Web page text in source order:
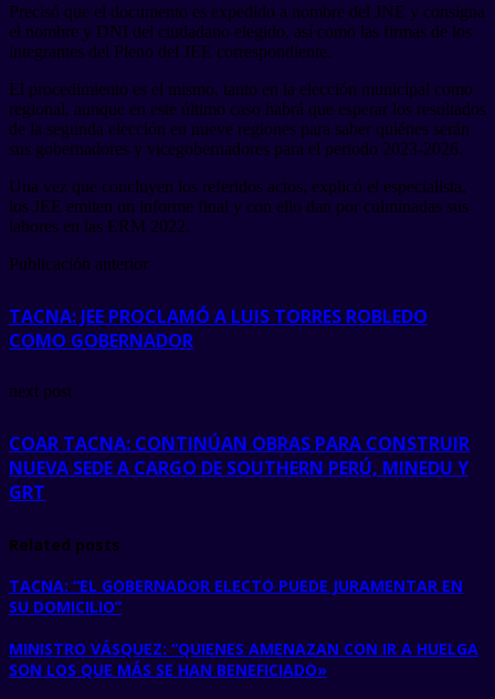
Precisó que el documento es expedido a nombre del JNE y consigna
el nombre y DNI del ciudadano elegido, así como las firmas de los
integrantes del Pleno del JEE correspondiente.
El procedimiento es el mismo, tanto en la elección municipal como
regional, aunque en este último caso habrá que esperar los resultados
de la segunda elección en nueve regiones para saber quiénes serán
sus gobernadores y vicegobernadores para el periodo 2023-2026.
Una vez que concluyen los referidos actos, explicó el especialista,
los JEE emiten un informe final y con ello dan por culminadas sus
labores en las ERM 2022.
Publicación anterior
TACNA: JEE PROCLAMÓ A LUIS TORRES ROBLEDO
COMO GOBERNADOR
next post
COAR TACNA: CONTINÚAN OBRAS PARA CONSTRUIR
NUEVA SEDE A CARGO DE SOUTHERN PERÚ, MINEDU Y
GRT
Related posts
TACNA: “EL GOBERNADOR ELECTO PUEDE JURAMENTAR EN
SU DOMICILIO”
MINISTRO VÁSQUEZ: “QUIENES AMENAZAN CON IR A HUELGA
SON LOS QUE MÁS SE HAN BENEFICIADO»